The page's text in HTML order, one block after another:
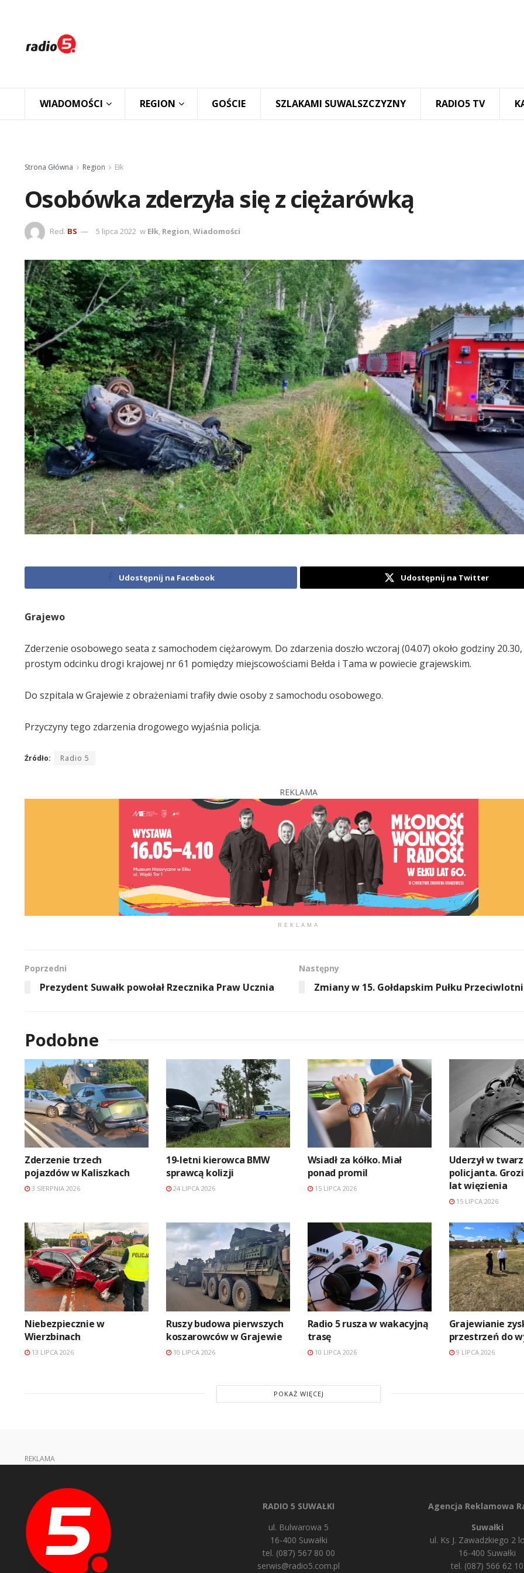
WIADOMOŚCI REGION GOŚCIE SZLAKAMI SUWALSZCZYZNY RADIO5 TV
Strona Główna Region Ełk
Osobówka zderzyła się z ciężarówką
Red. BS 5 lipca 2022 w Ełk, Region,Wiadomości
Udostępnij na Facebook Udostępnij na Twitter
Grajewo
Zderzenie osobowego seata z samochodem ciężarowym. Do zdarzenia doszło wczoraj (04.07) około godziny
prostym odcinku drogi krajowej nr 61 pomiędzy miejscowościami Bełda i Tama w powiecie grajewskim.
Do szpitala w Grajewie z obrażeniami trafiły dwie osoby z samochodu osobowego.
Przyczyny tego zdarzenia drogowego wyjaśnia policja.
Źródło: Radio 5
REKLAMA
REKLAMA
Poprzedni
Prezydent Suwałk powołał Rzecznika Praw Ucznia
Następny
Zmiany w 15. Gołdapskim Pułku
Podobne
Zderzenie trzech
pojazdów w Kaliszkach
3 SIERPNIA 2026
19-letni kierowca BMW
sprawcą kolizji
24 LIPCA 2026
Wsiadł za kółko. Miał
ponad promil
15 LIPCA 2026
Uderzył w twarz
policjanta.
lat więzienia
15 LIPCA 2026
Niebezpiecznie w
Wierzbinach
13 LIPCA 2026
Ruszy budowa pierwszych
koszarowców w Grajewie
10 LIPCA 2026
Radio 5 rusza w wakacyjną
trasę
10 LIPCA 2026
Grajewianie
przestrzeń do
9 LIPCA 2026
POKAŻ WIĘCEJ
REKLAMA
RADIO 5 SUWAŁKI
ul. Bulwarowa 5
16-400 Suwałki
tel. (087) 567 80 00
serwis@radio5.com.pl
Agencja Reklamowa
Suwałki
ul. Ks J. Zawadzkiego 2
16-400 Suwałki
tel. (087) 566 62 10